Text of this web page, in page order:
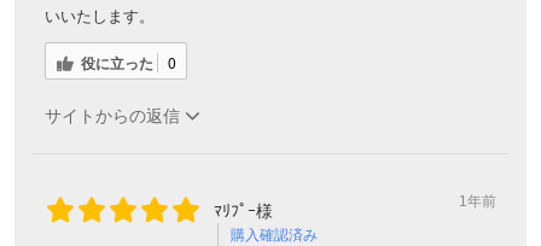
いいたします。
役に立った 0
サイトからの返信
ﾏﾘﾌﾟｰ様
購入確認済み
1年前